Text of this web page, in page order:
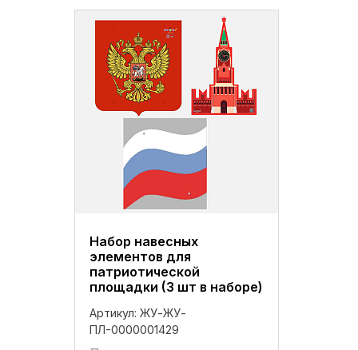
Набор навесных
элементов для
патриотической
площадки (3 шт в наборе)
Артикул: ЖУ-ЖУ-
ПЛ-0000001429